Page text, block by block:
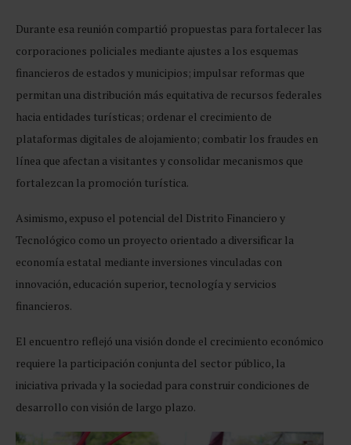
Durante esa reunión compartió propuestas para fortalecer las
corporaciones policiales mediante ajustes a los esquemas
financieros de estados y municipios; impulsar reformas que
permitan una distribución más equitativa de recursos federales
hacia entidades turísticas; ordenar el crecimiento de
plataformas digitales de alojamiento; combatir los fraudes en
línea que afectan a visitantes y consolidar mecanismos que
fortalezcan la promoción turística.
Asimismo, expuso el potencial del Distrito Financiero y
Tecnológico como un proyecto orientado a diversificar la
economía estatal mediante inversiones vinculadas con
innovación, educación superior, tecnología y servicios
financieros.
El encuentro reflejó una visión donde el crecimiento económico
requiere la participación conjunta del sector público, la
iniciativa privada y la sociedad para construir condiciones de
desarrollo con visión de largo plazo.